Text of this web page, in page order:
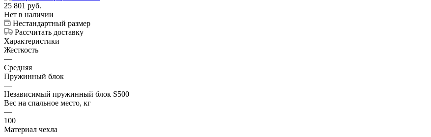
25 801 руб.
Нет в наличии
Нестандартный размер
Рассчитать доставку
Характеристики
Жесткость
—
Средняя
Пружинный блок
—
Независимый пружинный блок S500
Вес на спальное место, кг
—
100
Материал чехла